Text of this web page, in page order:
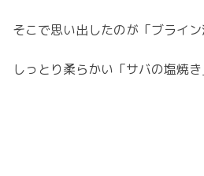
そこで思い出したのが「ブライン
しっとり柔らかい「サバの塩焼き